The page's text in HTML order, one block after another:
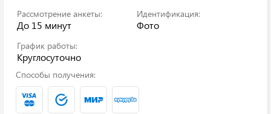
Рассмотрение анкеты:
До 15 минут
Идентификация:
Фото
График работы:
Круглосуточно
Способы получения: